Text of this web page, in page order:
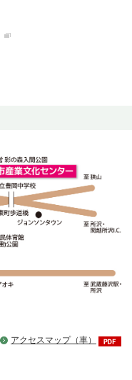
アクセスマップ（車）